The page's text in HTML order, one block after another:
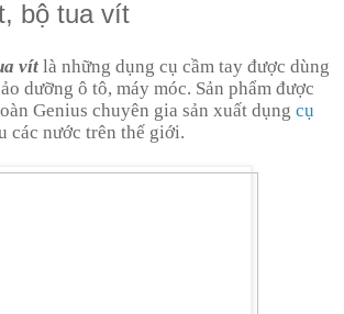
bộ tua vít
vít là những dụng cụ cầm tay được dùng
dưỡng ô tô, máy móc. Sản phẩm được
Genius chuyên gia sản xuất dụng cụ
các nước trên thế giới.